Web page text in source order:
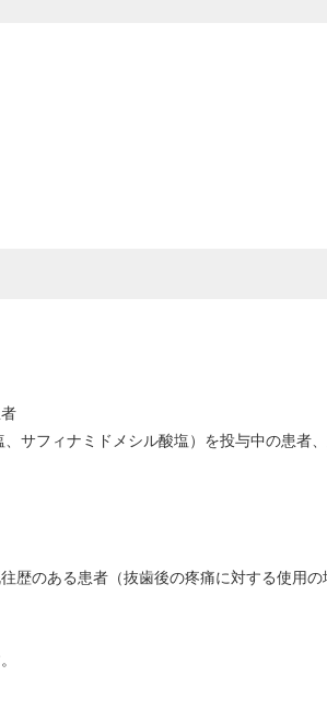
サフィナミドメシル酸塩）を投与中の患者
歴のある患者（抜歯後の疼痛に対する使用の